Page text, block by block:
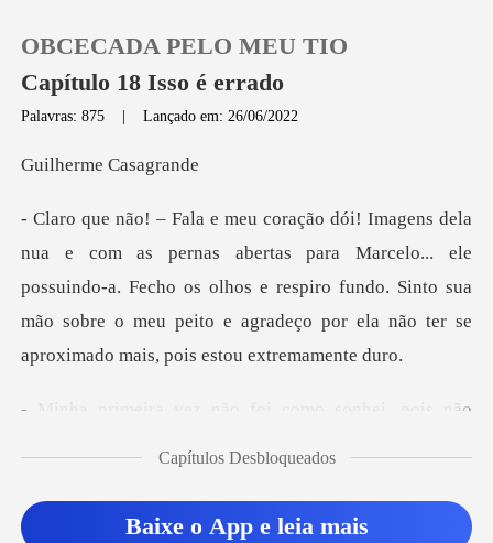
Loja
Histórico
Sair
OBCECADA PELO MEU TIO
Capítulo 18 Isso é errado
Palavras: 875 |Lançado em: 26/06/2022
rme Ca
ara Marcelo... ele
possuindo-a. Fecho os olhos e respiro fundo. Sinto sua
mão sobre o
Capítulos Desbloqueados
Baixe o App e leia mais